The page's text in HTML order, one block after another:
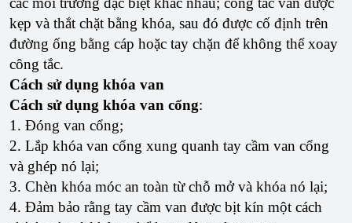
kẹp và thắt chặt bằng khóa, sau đó được cố định trên
đường ống bằng cáp hoặc tay chặn để không thể xoay
công tắc.
Cách sử dụng khóa van
Cách sử dụng khóa van cổng:
1. Đóng van cổng;
2. Lắp khóa van cổng xung quanh tay cầm van cổng
và ghép nó lại;
3. Chèn khóa móc an toàn từ chỗ mở và khóa nó lại;
4. Đảm bảo rằng tay cầm van được bịt kín một cách